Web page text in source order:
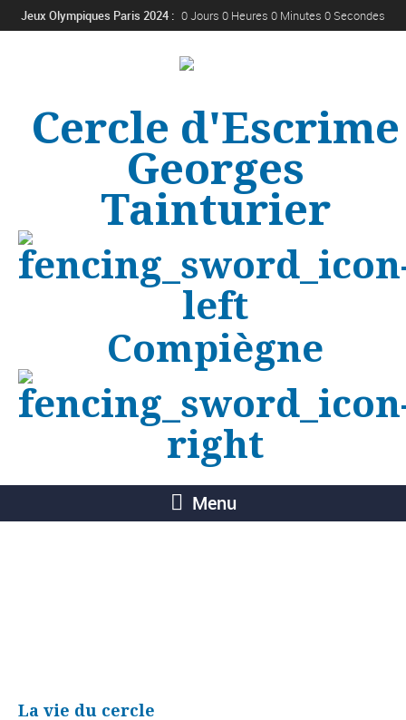
Jeux Olympiques Paris 2024 : 0 Jours 0 Heures 0 Minutes 0 Secondes
Cercle d'Escrime
Georges
Tainturier
Compiègne
Menu
La vie du cercle